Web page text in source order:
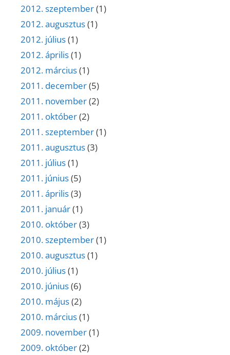
2012. szeptember(1)
2012. augusztus(1)
2012. július(1)
2012. április(1)
2012. március(1)
2011. december(5)
2011. november(2)
2011. október(2)
2011. szeptember(1)
2011. augusztus(3)
2011. július(1)
2011. június(5)
2011. április(3)
2011. január(1)
2010. október(3)
2010. szeptember(1)
2010. augusztus(1)
2010. július(1)
2010. június(6)
2010. május(2)
2010. március(1)
2009. november(1)
2009. október(2)